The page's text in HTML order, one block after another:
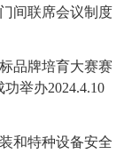
间联席会议制度
品牌培育大赛赛
举办2024.4.10
和特种设备安全